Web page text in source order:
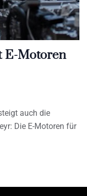
E-Motoren
auch die
Die E-Motoren für